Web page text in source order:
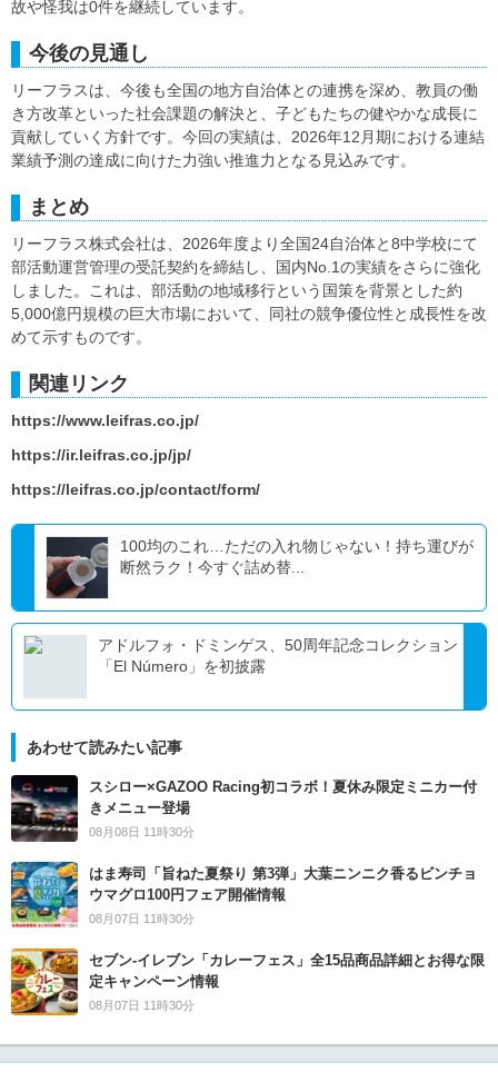
故や怪我は0件を継続しています。
今後の見通し
リーフラスは、今後も全国の地方自治体との連携を深め、教員の働
き方改革といった社会課題の解決と、子どもたちの健やかな成長に
貢献していく方針です。今回の実績は、2026年12月期における連結
業績予測の達成に向けた力強い推進力となる見込みです。
まとめ
リーフラス株式会社は、2026年度より全国24自治体と8中学校にて
部活動運営管理の受託契約を締結し、国内No.1の実績をさらに強化
しました。これは、部活動の地域移行という国策を背景とした約
5,000億円規模の巨大市場において、同社の競争優位性と成長性を改
めて示すものです。
関連リンク
https://www.leifras.co.jp/
https://ir.leifras.co.jp/jp/
https://leifras.co.jp/contact/form/
100均のこれ…ただの入れ物じゃない！持ち運びが
断然ラク！今すぐ詰め替...
アドルフォ・ドミンゲス、50周年記念コレクション
「El Número」を初披露
あわせて読みたい記事
スシロー×GAZOO Racing初コラボ！夏休み限定ミニカー付
きメニュー登場
08月08日 11時30分
はま寿司「旨ねた夏祭り 第3弾」大葉ニンニク香るビンチョ
ウマグロ100円フェア開催情報
08月07日 11時30分
セブン‐イレブン「カレーフェス」全15品商品詳細とお得な限
定キャンペーン情報
08月07日 11時30分